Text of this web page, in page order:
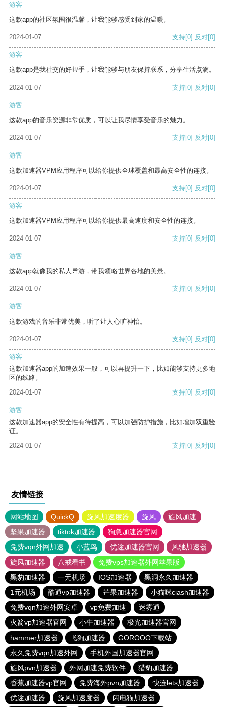
游客
这款app的社区氛围很温馨，让我能够感受到家的温暖。
2024-01-07 支持[0] 反对[0]
游客
这款app是我社交的好帮手，让我能够与朋友保持联系，分享生活点滴。
2024-01-07 支持[0] 反对[0]
游客
这款app的音乐资源非常优质，可以让我尽情享受音乐的魅力。
2024-01-07 支持[0] 反对[0]
游客
这款加速器VPM应用程序可以给你提供全球覆盖和最高安全性的连接。
2024-01-07 支持[0] 反对[0]
游客
这款加速器VPM应用程序可以给你提供最高速度和安全性的连接。
2024-01-07 支持[0] 反对[0]
游客
这款app就像我的私人导游，带我领略世界各地的美景。
2024-01-07 支持[0] 反对[0]
游客
这款游戏的音乐非常优美，听了让人心旷神怡。
2024-01-07 支持[0] 反对[0]
游客
这款加速器app的加速效果一般，可以再提升一下，比如能够支持更多地
区的线路。
2024-01-07
支持[0] 反对[0]
游客
这款加速器app的安全性有待提高，可以加强防护措施，比如增加双重验
证。
2024-01-07
支持[0] 反对[0]
友情链接
网站地图 QuickQ 旋风加速度器 旋风
旋风加速
坚果加速器
tiktok加速器
狗急加速器官网
免费vqn外网加速
小蓝鸟 优途加速器官网
风驰加速器
旋风加速器
八戒看书
免费vps加速器外网苹果版
黑豹加速器
一元机场 IOS加速器
黑洞永久加速器
1元机场
酷通vp加速器 芒果加速器
小猫咪ciash加速器
免费vqn加速外网安卓
vp免费加速
迷雾通
火箭vp加速器官网
小牛加速器
极光加速器官网
hammer加速器
飞狗加速器
GOROOO下载站
永久免费vqn加速外网
手机外国加速器官网
旋风pvn加速器
外网加速免费软件
猎豹加速器
香蕉加速器vp官网
免费海外pvn加速器
快连lets加速器
优途加速器
旋风加速度器 闪电猫加速器